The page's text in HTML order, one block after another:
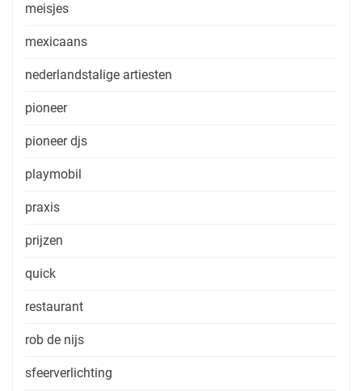
meisjes
mexicaans
nederlandstalige artiesten
pioneer
pioneer djs
playmobil
praxis
prijzen
quick
restaurant
rob de nijs
sfeerverlichting